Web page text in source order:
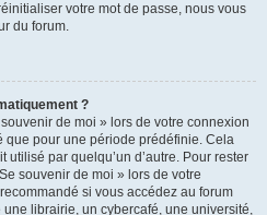
votre mot de passe, nous vous
du forum.
?
de moi » lors de votre connexion
que pour une période prédéfinie. Cela
utilisé par quelqu’un d’autre. Pour rester
souvenir de moi » lors de votre
si vous accédez au forum
librairie, un cybercafé, une université,